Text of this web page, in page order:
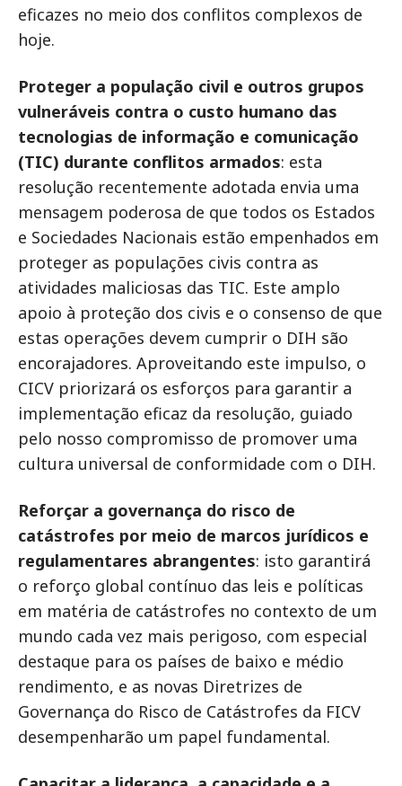
eficazes no meio dos conflitos complexos de
hoje.
Proteger a população civil e outros grupos
vulneráveis contra o custo humano das
tecnologias de informação e comunicação
(TIC) durante conflitos armados: esta
resolução recentemente adotada envia uma
mensagem poderosa de que todos os Estados
e Sociedades Nacionais estão empenhados em
proteger as populações civis contra as
atividades maliciosas das TIC. Este amplo
apoio à proteção dos civis e o consenso de que
estas operações devem cumprir o DIH são
encorajadores. Aproveitando este impulso, o
CICV priorizará os esforços para garantir a
implementação eficaz da resolução, guiado
pelo nosso compromisso de promover uma
cultura universal de conformidade com o DIH.
Reforçar a governança do risco de
catástrofes por meio de marcos jurídicos e
regulamentares abrangentes: isto garantirá
o reforço global contínuo das leis e políticas
em matéria de catástrofes no contexto de um
mundo cada vez mais perigoso, com especial
destaque para os países de baixo e médio
rendimento, e as novas Diretrizes de
Governança do Risco de Catástrofes da FICV
desempenharão um papel fundamental.